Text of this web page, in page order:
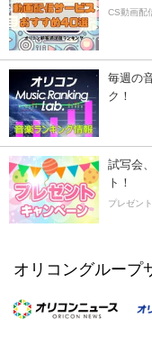
CS動画配
毎週の
ク！
試写会
ト！
プレゼン
オリコングループ